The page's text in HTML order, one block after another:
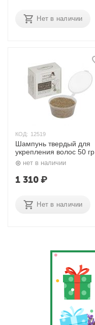
Нет в наличии
КОД: 12519
Шампунь твердый для
укрепления волос 50 гр.
Триумф Красоты
нет в наличии
1 310₽
Нет в наличии